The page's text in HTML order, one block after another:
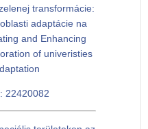
transformácie:
adaptácie na
and Enhancing
of univeristies
22420082